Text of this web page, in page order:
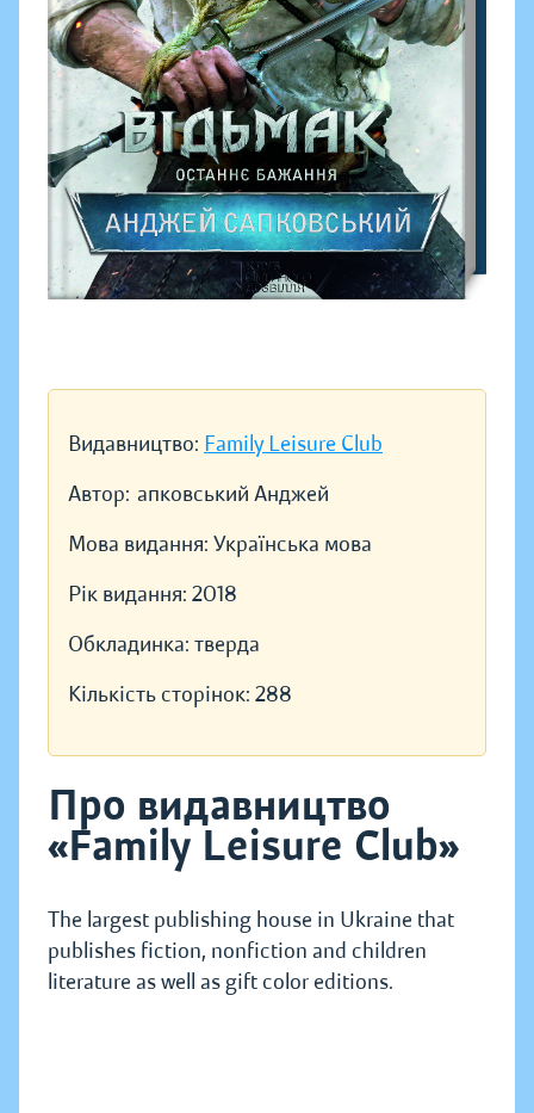
Видавництво: Family Leisure Club
Автор: апковський Анджей
Мова видання: Українська мова
Рік видання: 2018
Обкладинка: тверда
Кількість сторінок: 288
Про видавництво
«Family Leisure Club»
The largest publishing house in Ukraine that
publishes fiction, nonfiction and children
literature as well as gift color editions.